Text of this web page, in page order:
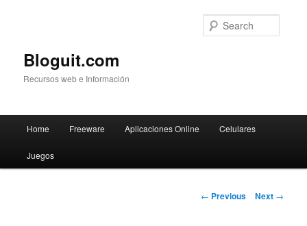
Bloguit.com
Recursos web e Información
Skip
to
Home Freeware Aplicaciones Online Celulares
Juegos
Post
← Previous Next →